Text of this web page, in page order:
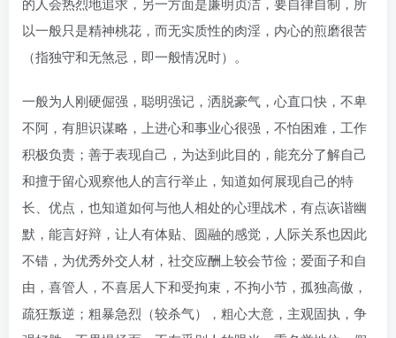
以一般只是精神桃花，而无实质性的肉淫，内心的煎磨很苦
（指独守和无煞忌，即一般情况时）。
一般为人刚硬倔强，聪明强记，洒脱豪气，心直口快，不卑
不阿，有胆识谋略，上进心和事业心很强，不怕困难，工作
积极负责；善于表现自己，为达到此目的，能充分了解自己
和擅于留心观察他人的言行举止，知道如何展现自己的特
长、优点，也知道如何与他人相处的心理战术，有点诙谐幽
默，能言好辩，让人有体贴、圆融的感觉，人际关系也因此
不错，为优秀外交人材，社交应酬上较会节俭；爱面子和自
由，喜管人，不喜居人下和受拘束，不拘小节，孤独高傲，
疏狂叛逆；粗暴急烈（较杀气），粗心大意，主观固执，争